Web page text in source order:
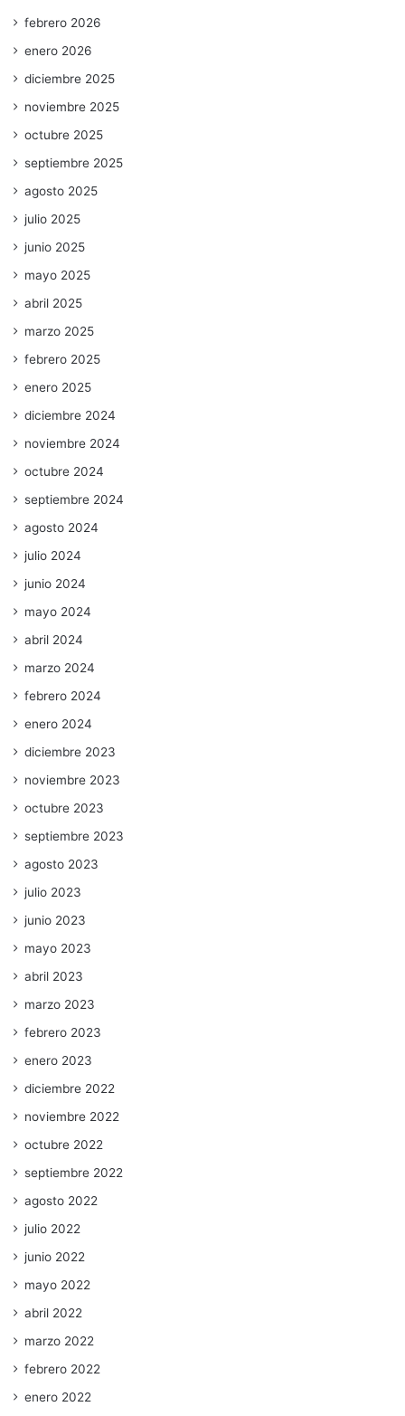
febrero 2026
enero 2026
diciembre 2025
noviembre 2025
octubre 2025
septiembre 2025
agosto 2025
julio 2025
junio 2025
mayo 2025
abril 2025
marzo 2025
febrero 2025
enero 2025
diciembre 2024
noviembre 2024
octubre 2024
septiembre 2024
agosto 2024
julio 2024
junio 2024
mayo 2024
abril 2024
marzo 2024
febrero 2024
enero 2024
diciembre 2023
noviembre 2023
octubre 2023
septiembre 2023
agosto 2023
julio 2023
junio 2023
mayo 2023
abril 2023
marzo 2023
febrero 2023
enero 2023
diciembre 2022
noviembre 2022
octubre 2022
septiembre 2022
agosto 2022
julio 2022
junio 2022
mayo 2022
abril 2022
marzo 2022
febrero 2022
enero 2022